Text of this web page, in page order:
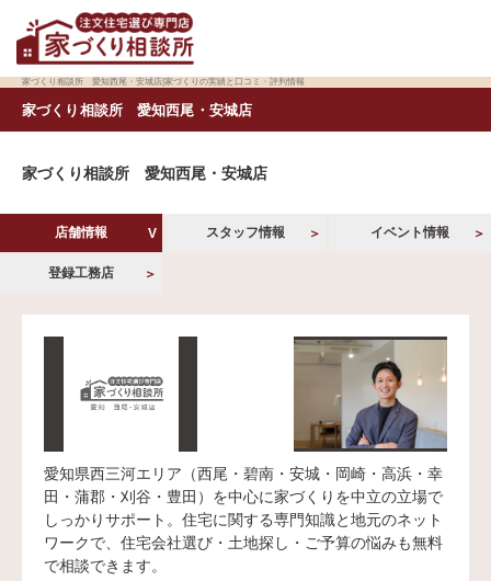
家づくり相談所 愛知西尾・安城店|家づくりの実績と口コミ・評判情報
家づくり相談所 愛知西尾・安城店
家づくり相談所 愛知西尾・安城店
店舗情報 スタッフ情報 イベント情報
登録工務店
愛知県西三河エリア（西尾・碧南・安城・岡崎・高浜・幸
田・蒲郡・刈谷・豊田）を中心に家づくりを中立の立場で
しっかりサポート。住宅に関する専門知識と地元のネット
ワークで、住宅会社選び・土地探し・ご予算の悩みも無料
で相談できます。